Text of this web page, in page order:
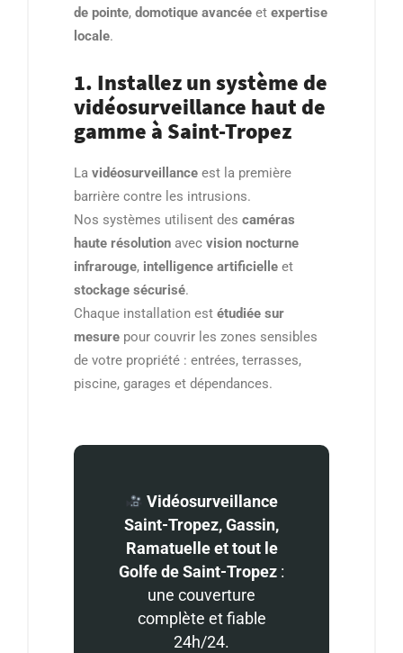
de pointe, domotique avancée et expertise
locale.
1. Installez un système de
vidéosurveillance haut de
gamme à Saint-Tropez
La vidéosurveillance est la première
barrière contre les intrusions.
Nos systèmes utilisent des caméras
haute résolution avec vision nocturne
infrarouge, intelligence artificielle et
stockage sécurisé.
Chaque installation est étudiée sur
mesure pour couvrir les zones sensibles
de votre propriété : entrées, terrasses,
piscine, garages et dépendances.
Vidéosurveillance
Saint-Tropez, Gassin,
Ramatuelle et tout le
Golfe de Saint-Tropez :
une couverture
complète et fiable
24h/24.